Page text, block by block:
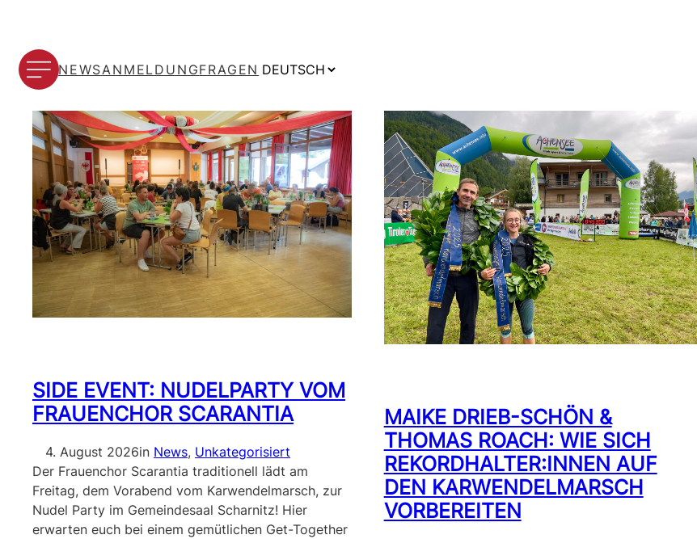
NEWSANMELDUNGFRAGEN Sprache
SIDE EVENT: NUDELPARTY VOM
FRAUENCHOR SCARANTIA
4. August 2026in News, Unkategorisiert
Der Frauenchor Scarantia traditionell lädt am
Freitag, dem Vorabend vom Karwendelmarsch, zur
Nudel Party im Gemeindesaal Scharnitz! Hier
erwarten euch bei einem gemütlichen Get-Together
MAIKE DRIEB-SCHÖN &
THOMAS ROACH: WIE SICH
REKORDHALTER:INNEN AUF
DEN KARWENDELMARSCH
VORBEREITEN